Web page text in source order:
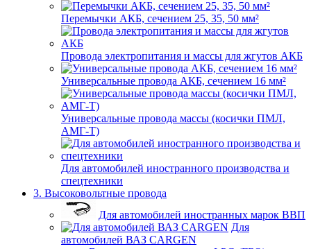
Перемычки АКБ, сечением 25, 35, 50 мм²
Провода электропитания и массы для жгутов АКБ
Универсальные провода АКБ, сечением 16 мм²
Универсальные провода массы (косички ПМЛ,
АМГ-Т)
Для автомобилей иностранного производства и
спецтехники
3. Высоковольтные провода
Для автомобилей иностранных марок ВВП
Для
автомобилей ВАЗ CARGEN